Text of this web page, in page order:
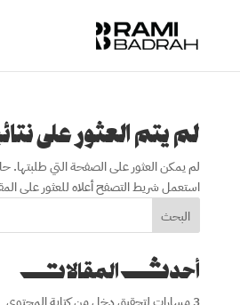
لم يتم العثور على
لم يمكن العثور على الصفحة التي
استعمل شريط التصفح أعلاه للعثور على
البحث
أحدث المقالات